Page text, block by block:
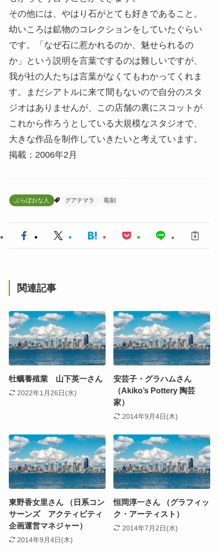
その他には、やはり石がとても好きであること。
幼いころは鉱物のコレクションをしていたぐらい
です。「なぜ石に惹かれるのか、魅せられるの
か」という説明を言葉でするのは難しいですが、
我が社の人たちは言葉がなくてもわかってくれま
す。まだシアトルに来て間もないので自分のスタ
ジオはありませんが、この店舗の裏にスコットが
これから作ろうとしている大規模なスタジオで、
大きな作品を制作していきたいと考えています。
掲載：2006年2月
ぶらぼおな人 グアテマラ 彫刻
関連記事
牡蠣養殖業 山下英一さん
2022年1月26日(水)
安芸子・グラハムさん
（Akiko’s Pottery 陶芸
家）
2014年9月4日(木)
東野香女里さん （日系コン
サーンズ アクティビティ
企画運営マネジャー）
2014年9月4日(木)
恒岡淳一さん （グラフィッ
ク・アーティスト）
2014年7月2日(水)